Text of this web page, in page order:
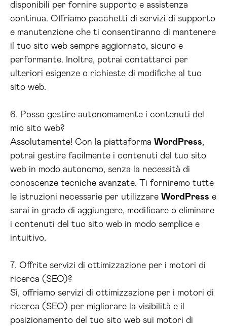
disponibili per fornire supporto e assistenza
continua. Offriamo pacchetti di servizi di supporto
e manutenzione che ti consentiranno di mantenere
il tuo sito web sempre aggiornato, sicuro e
performante. Inoltre, potrai contattarci per
ulteriori esigenze o richieste di modifiche al tuo
sito web.
6. Posso gestire autonomamente i contenuti del
mio sito web?
Assolutamente! Con la piattaforma WordPress,
potrai gestire facilmente i contenuti del tuo sito
web in modo autonomo, senza la necessità di
conoscenze tecniche avanzate. Ti forniremo tutte
le istruzioni necessarie per utilizzare WordPress e
sarai in grado di aggiungere, modificare o eliminare
i contenuti del tuo sito web in modo semplice e
intuitivo.
7. Offrite servizi di ottimizzazione per i motori di
ricerca (SEO)?
Sì, offriamo servizi di ottimizzazione per i motori di
ricerca (SEO) per migliorare la visibilità e il
posizionamento del tuo sito web sui motori di